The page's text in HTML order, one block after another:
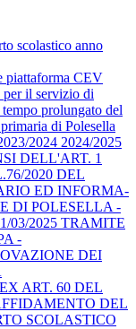
scolastico anno
piattaforma CEV
per il servizio di
prolungato del
di Polesella
2024 2024/2025
DELL'ART. 1
2020 DEL
ED INFORMA-
DI POLESELLA -
03/2025 TRAMITE
-
DEI
ART. 60 DEL
DEL
SCOLASTICO